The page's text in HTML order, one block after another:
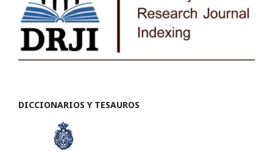
DICCIONARIOS Y TESAUROS